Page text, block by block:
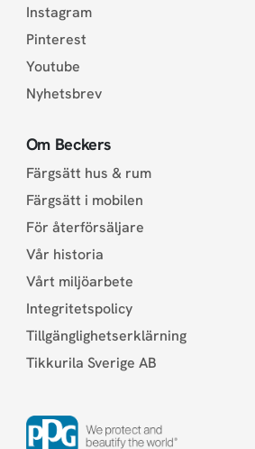
Instagram
Pinterest
Youtube
Nyhetsbrev
Om Beckers
Färgsätt hus & rum
Färgsätt i mobilen
För återförsäljare
Vår historia
Vårt miljöarbete
Integritetspolicy
Tillgänglighetserklärning
Tikkurila Sverige AB